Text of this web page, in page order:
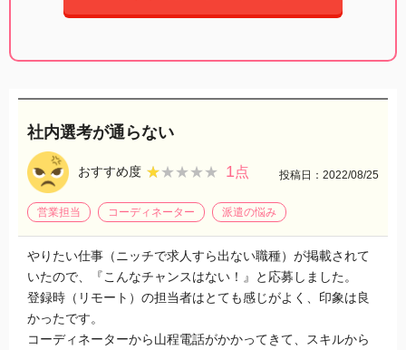
社内選考が通らない
おすすめ度 ★★★★★
★★★★★ 1点 投稿日：2022/08/25
営業担当 コーディネーター 派遣の悩み
やりたい仕事（ニッチで求人すら出ない職種）が掲載されて
いたので、『こんなチャンスはない！』と応募しました。
登録時（リモート）の担当者はとても感じがよく、印象は良
かったです。
コーディネーターから山程電話がかかってきて、スキルから